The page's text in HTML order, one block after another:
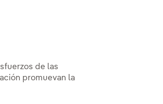
de las
promuevan la